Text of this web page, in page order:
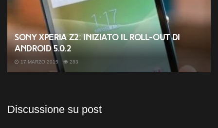
Sony Xperia Z2: iniziato il Roll-Out di
Android 5.0.2
17 MARZO 2015 283
Discussione su post